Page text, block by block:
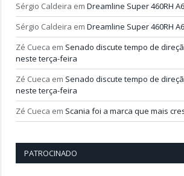
Sérgio Caldeira em Dreamline Super 460RH
Sérgio Caldeira em Dreamline Super 460RH
Zé Cueca em Senado discute tempo de
neste terça-feira
Zé Cueca em Senado discute tempo de
neste terça-feira
Zé Cueca em Scania foi a marca que mais
PATROCINADO